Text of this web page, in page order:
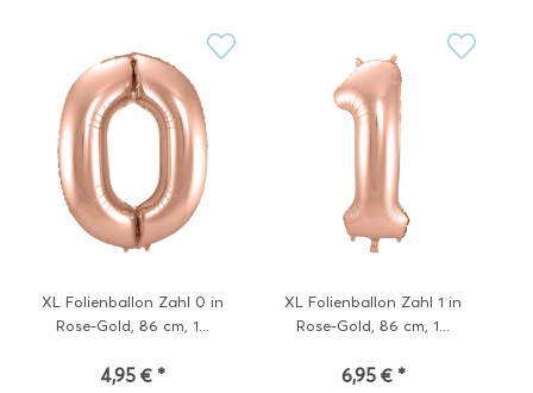
XL Folienballon Zahl 0 in
Rose-Gold, 86 cm, 1...
4,95 € *
XL Folienballon Zahl 1 in
Rose-Gold, 86 cm, 1...
6,95 € *